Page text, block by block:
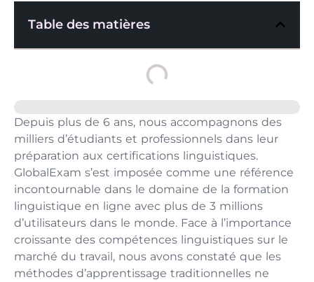
Table des matières
Depuis plus de 6 ans, nous accompagnons des
milliers d’étudiants et professionnels dans leur
préparation aux certifications linguistiques.
GlobalExam s’est imposée comme une référence
incontournable dans le domaine de la formation
linguistique en ligne avec plus de 3 millions
d’utilisateurs dans le monde. Face à l’importance
croissante des compétences linguistiques sur le
marché du travail, nous avons constaté que les
méthodes d’apprentissage traditionnelles ne